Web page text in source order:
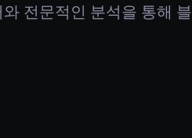
전문적인 분석을 통해